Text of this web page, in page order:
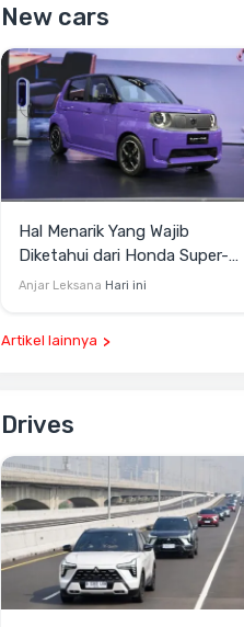
New cars
Hal Menarik Yang Wajib
Diketahui dari Honda Super-
ONE Selain Harga
Anjar Leksana Hari ini
Artikel lainnya
Drives